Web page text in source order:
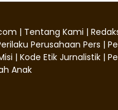
| Tentang Kami |
Perusahaan Pers |
| Kode Etik Jurnalistik |
Anak